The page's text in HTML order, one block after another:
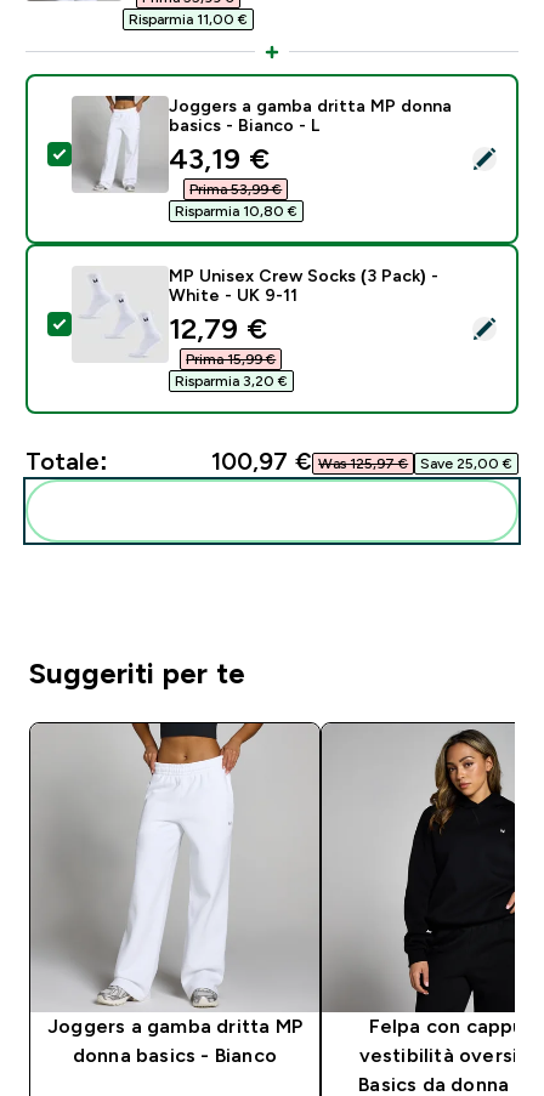
Risparmia 11,00 €‎
Seleziona questo prodotto - Joggers a gamba dritta
Joggers a gamba dritta MP donna
basics - Bianco - L
discounted price
43,19 €‎
Prima 53,99 €‎
Risparmia 10,80 €‎
Seleziona questo prodotto - MP Unisex Crew Socks
MP Unisex Crew Socks (3 Pack) -
White - UK 9-11
discounted price
12,79 €‎
Prima 15,99 €‎
Risparmia 3,20 €‎
Totale: 100,97 €‎ Was 125,97 €‎ Save 25,00 €‎
Suggeriti per te
Joggers a gamba dritta MP
donna basics - Bianco
Felpa con
vestibilità oversize
Basics da donna -